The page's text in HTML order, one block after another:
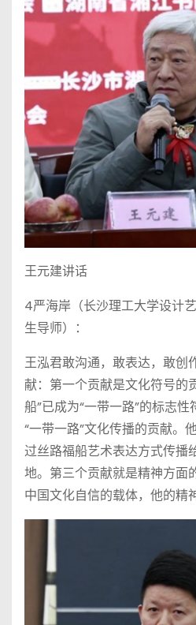
王元建讲话
4严海岸（长沙理工大学设计
生导师）：
王泓君敢沟通，敢表达，敢创
献：第一个贡献是文化符号的
船”已成为“一带一路”的标志
“一带一路”文化传播的贡献。
过丝路福船艺术表达方式传播
地。第三个贡献就是精神方面
中国文化自信的载体，他的精